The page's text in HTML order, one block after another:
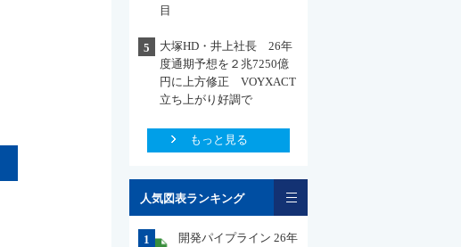
目
5
大塚HD・井上社長 26年
度通期予想を２兆7250億
円に上方修正 VOYXACT
立ち上がり好調で
もっと見る
人気図表ランキング
1
開発パイプライン 26年